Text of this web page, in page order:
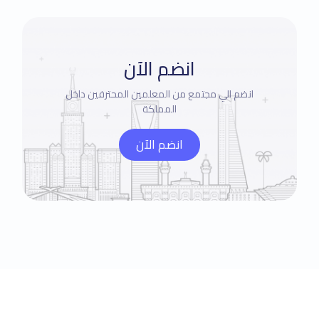
انضم الآن
انضم الي مجتمع من المعلمين المحترفين داخل
المملكة
انضم الآن